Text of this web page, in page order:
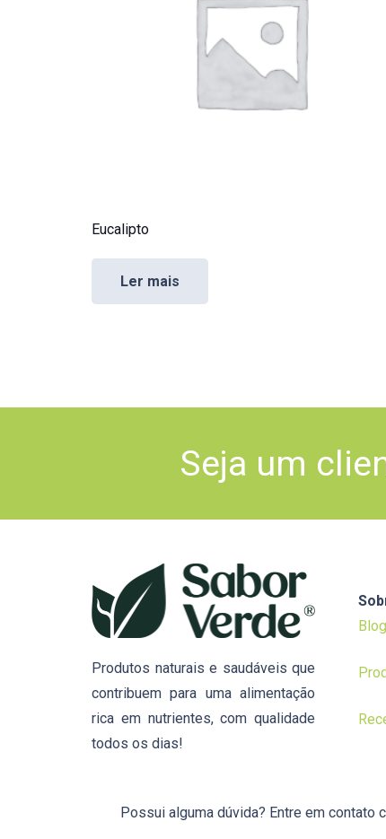
Eucalipto
Ler mais
Seja um
Produtos naturais e saudáveis que
contribuem para uma alimentação
rica em nutrientes, com qualidade
todos os dias!
Blog
Possui alguma dúvida? Entre em contato